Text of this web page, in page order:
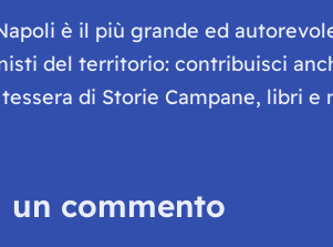
è il più grande ed
del territorio: contribuisci
di Storie Campane, libri
un commento